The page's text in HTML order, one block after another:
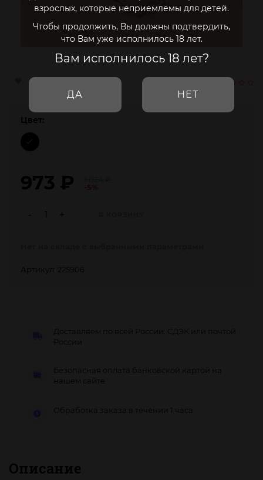
взрослых, которые неприемлемы для детей.
Чтобы продолжить, Вы должны подтвердить,
что Вам уже исполнилось 18 лет.
Вам исполнилось 18 лет?
ДА НЕТ
Цвет:
973 ₽
Артикул: 225906
Доставляем по всей России: СДЭК или почтой
Безопасная оплата банковской картой на
нашем сайте.
Обработка заказа в течении 1 часа
Описание